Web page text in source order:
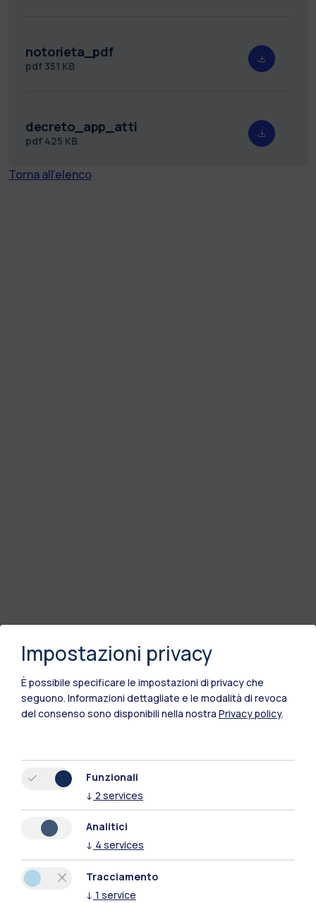
notorieta_pdf
pdf 351 KB
decreto_app_atti
pdf 425 KB
Torna all'elenco
Polimi Community
Tutti i siti dell’ecosistema
Impostazioni privacy
È possibile specificare le impostazioni di privacy che
seguono. Informazioni dettagliate e le modalità di revoca
del consenso sono disponibili nella nostra Privacy policy.
Funzionali
↓ 2 services
Analitici
↓ 4 services
Tracciamento
↓ 1 service